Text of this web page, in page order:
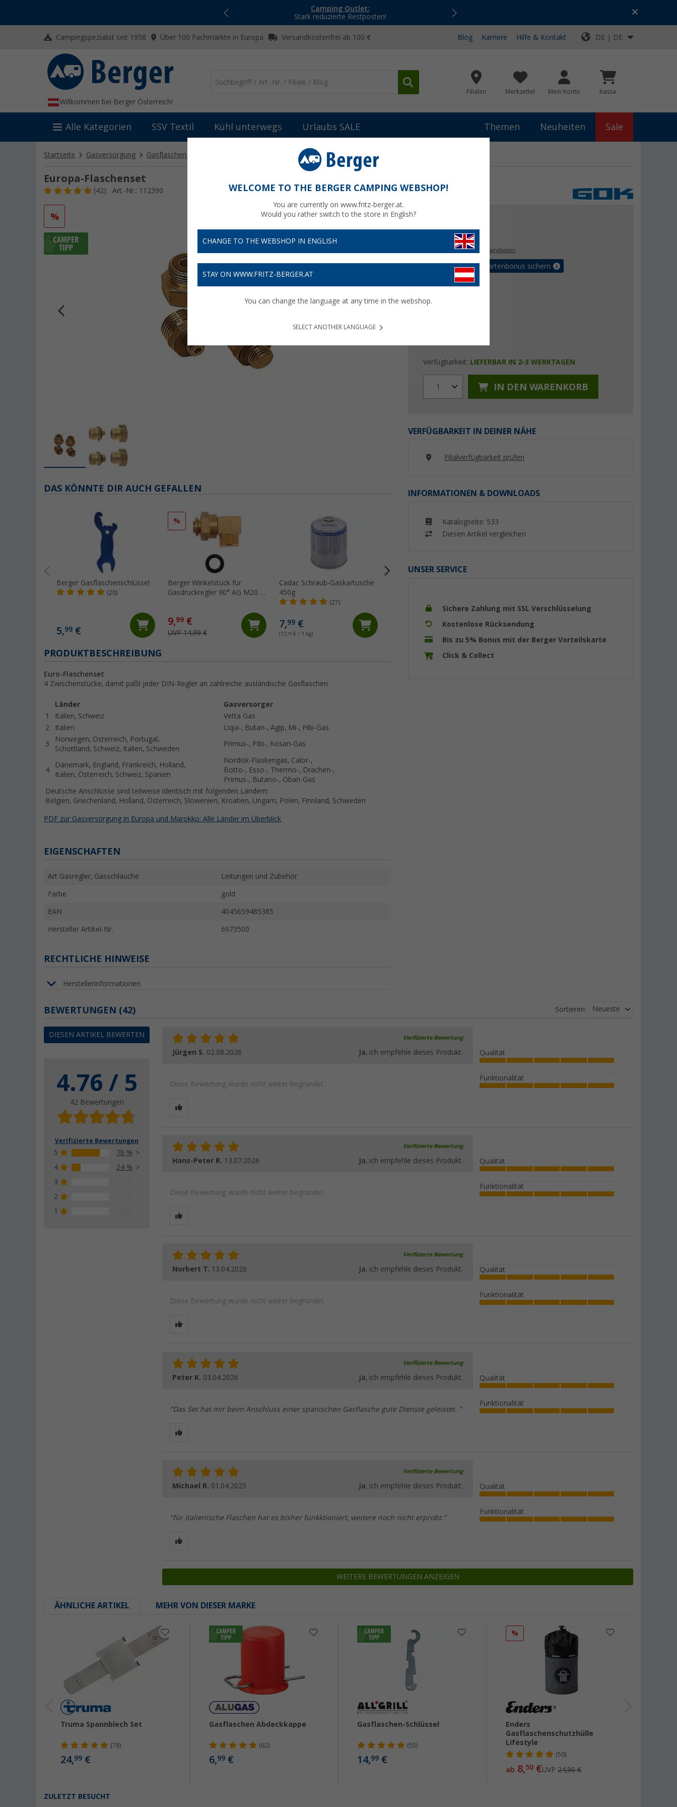
Camping Outlet:
Stark reduzierte Restposten!
Top-Deals für dein Abenteuer!
Campingspezialist seit 1958 Über 100 Fachmärkte in Europa Versandkostenfrei ab 100 € Blog Karriere Hilfe & Kontakt DE | DE
Willkommen bei Berger Österreich!
Filialen Merkzettel Mein Konto Kassa
Alle Kategorien SSV Textil Kühl unterwegs Urlaubs SALE Themen Neuheiten Sale
Startseite Gasversorgung Gasflaschen und -kartuschen Zubehör Flaschen & Kartuschen Europa-Flaschenset
Europa-Flaschenset
(42) Art.-Nr.: 112390
%
21,99€
Preise inkl. MwSt.,zzgl. Versandkosten
Bis zu 5% Vorteilskartenbonus sichern
Verfügbarkeit: LIEFERBAR IN 2-3 WERKTAGEN
1 IN DEN WARENKORB
VERFÜGBARKEIT IN DEINER NÄHE
Filialverfügbarkeit prüfen
INFORMATIONEN & DOWNLOADS
Katalogseite: 533
Diesen Artikel vergleichen
UNSER SERVICE
Sichere Zahlung mit SSL Verschlüsselung
Kostenlose Rücksendung
Bis zu 5% Bonus mit der Berger Vorteilskarte
Click & Collect
DAS KÖNNTE DIR AUCH GEFALLEN
Berger Gasflaschenschlüssel
(20)
5,99 €
%
Berger Winkelstück für
Gasdruckregler 90° AG M20 x
9,99 €
UVP 14,99 €
Cadac Schraub-Gaskartusche
450g
(27)
7,99 €
(17,76 € / 1 kg)
UVP 12,49 €
7,99 €
UVP 10,49 €
PRODUKTBESCHREIBUNG
Euro-Flaschenset
4 Zwischenstücke, damit paßt jeder DIN-Regler an zahlreiche ausländische Gasflaschen.
Länder
Gasversorger
1
Italien, Schweiz
Vetta Gas
2
Italien
Liqui-, Butan-, Agip, Mi-, Pibi-Gas
3
Norwegen, Österreich, Portugal,
Schottland, Schweiz, Italien, Schweden
Primus-, Pibi-, Kosan-Gas
4
Dänemark, England, Frankreich, Holland,
Italien, Österreich, Schweiz, Spanien
Nordisk-Flaskengas, Calor-,
Botto-, Esso-, Thermo-, Drachen-,
Primus-, Butano-, Oban-Gas
Deutsche Anschlüsse sind teilweise identisch mit folgenden Ländern:
Belgien, Griechenland, Holland, Österreich, Slowenien, Kroatien, Ungarn, Polen, Finnland, Schweden
PDF zur Gasversorgung in Europa und Marokko: Alle Länder im Überblick
EIGENSCHAFTEN
Art Gasregler, Gasschläuche Leitungen und Zubehör
Farbe gold
EAN 4045659485385
Hersteller Artikel-Nr. 6973500
RECHTLICHE HINWEISE
Herstellerinformationen
BEWERTUNGEN (42)
DIESEN ARTIKEL BEWERTEN
4.76 / 5
42 Bewertungen
Verifizierte Bewertungen
5
76 %
4
24 %
3
2
1
Sortieren: Neueste
Verifizierte Bewertung
Jürgen S. 02.08.2026 Ja, ich empfehle dieses Produkt.
Diese Bewertung wurde nicht weiter begründet.
Qualität
Funktionalität
Verifizierte Bewertung
Hans-Peter R. 13.07.2026 Ja, ich empfehle dieses Produkt.
Diese Bewertung wurde nicht weiter begründet.
Qualität
Funktionalität
Verifizierte Bewertung
Norbert T. 13.04.2026 Ja, ich empfehle dieses Produkt.
Diese Bewertung wurde nicht weiter begründet.
Qualität
Funktionalität
Verifizierte Bewertung
Peter K. 03.04.2026 Ja, ich empfehle dieses Produkt.
"Das Set hat mir beim Anschluss einer spanischen Gasflasche gute Dienste geleistet. "
Qualität
Funktionalität
Verifizierte Bewertung
Michael R. 01.04.2025 Ja, ich empfehle dieses Produkt.
"für italienische Flaschen hat es bisher funkktioniert, weitere noch nicht erprobt."
Qualität
Funktionalität
WEITERE BEWERTUNGEN ANZEIGEN
ÄHNLICHE ARTIKEL MEHR VON DIESER MARKE
Truma Spannblech Set
(78)
24,99 €
Gasflaschen Abdeckkappe
(62)
6,99€
Gasflaschen-Schlüssel
(55)
14,99 €
%
Enders
Gasflaschenschutzhülle
Lifestyle
(50)
ab 8,50€UVP 24,90 €
ZULETZT BESUCHT
WELCOME TO THE BERGER CAMPING WEBSHOP!
You are currently on www.fritz-berger.at.
Would you rather switch to the store in English?
CHANGE TO THE WEBSHOP IN ENGLISH
STAY ON WWW.FRITZ-BERGER.AT
You can change the language at any time in the webshop.
SELECT ANOTHER LANGUAGE